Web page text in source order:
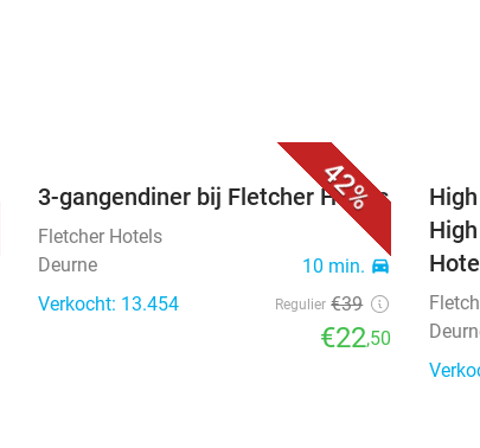
42%
3-gangendiner bij Fletcher Hotels
Fletcher Hotels
Deurne
10 min. directions_car
Verkocht: 13.454 Regulier €39
€22,50